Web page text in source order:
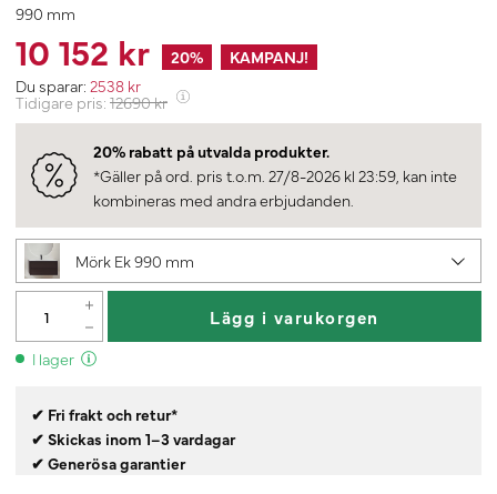
990 mm
10 152 kr 20%
KAMPANJ!
Du sparar: 2538 kr
Tidigare pris: 12690kr
20% rabatt på utvalda produkter.
*Gäller på ord. pris t.o.m. 27/8-2026 kl 23:59, kan inte
kombineras med andra erbjudanden.
Mörk Ek 990 mm
Lägg i varukorgen
I lager
✔ Fri frakt och retur*
✔ Skickas inom 1–3 vardagar
✔ Generösa garantier